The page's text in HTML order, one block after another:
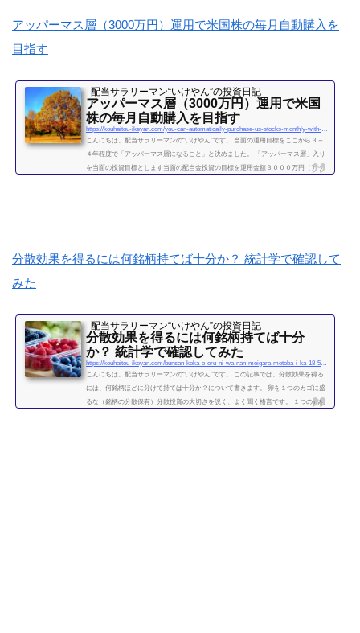
続きを読む
アッパーマス層（3000万円）運用で米国株の毎月自動購入を
目指す
配当サラリーマン“いけやん”の投資日記 ​
アッパーマス層（3000万円）運用で米国
株の毎月自動購入を目指す
https://kouhaitou-ikeyan.com/you-can-automatically-purchase-us-stocks-monthly-with-upper-mass-management
こんにちは。配当サラリーマンの“いけやん”です。 当面の運用目標をここから３～
４年程度で「アッパーマス層になること」と決めました。 「アッパーマス層」入り
を当面の投資目標とします当面の配当金投資の目標を運用金額３０００万円（アッ
分散効果を得るには何銘柄持てば十分か？ 統計学で確認して
みた
配当サラリーマン“いけやん”の投資日記 ​
分散効果を得るには何銘柄持てば十分
か？ 統計学で確認してみた
https://kouhaitou-ikeyan.com/bunsan-koka-o-eru-ni-wa-nan-meigara-moteba-i-ka-18-5000-how-many-stocks-should-i-have-for-the-diversification-effect
こんにちは。配当サラリーマンの“いけやん”です。 この記事では、分散効果を得る
には、何銘柄ほどに分けて持てば十分か？について書きます。 卵を１つのカゴに盛
るな（銘柄の分散保有）分散投資の大切さを説く、よく聞く格言です。 １つの銘柄